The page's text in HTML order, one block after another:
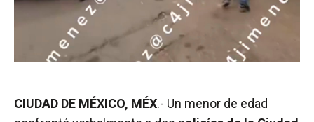
CIUDAD DE MÉXICO, MÉX.- Un menor de edad